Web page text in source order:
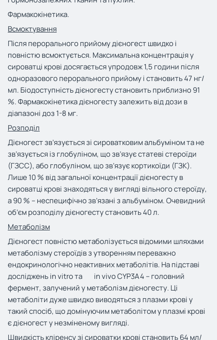
Фармакокінетика.
Всмоктування
Після перорального прийому дієногест швидко і
повністю всмоктується. Максимальна концентрація у
сироватці крові досягається упродовж 1,5 години після
одноразового перорального прийому і становить 47 нг/
мл. Біодоступність дієногесту становить приблизно 91
%. Фармакокінетика дієногесту залежить від дози в
діапазоні доз 1-8 мг.
Розподіл
Дієногест зв’язується зі сироватковим альбуміном та не
зв’язується із глобуліном, що зв’язує статеві стероїди
(ГЗСС), або глобуліном, що зв’язує кортикоїди (ГЗК).
Лише 10 % від загальної концентрації дієногесту в
сироватці крові знаходяться у вигляді вільного стероїду,
а 90 % – неспецифічно зв’язані з альбуміном. Очевидний
об’єм розподілу дієногесту становить 40 л.
Метаболізм
Дієногест повністю метаболізується відомими шляхами
метаболізму стероїдів з утворенням переважно
ендокринологічно неактивних метаболітів. На підставі
дослідженьinvitroта invivoCYP3A4 – головний
фермент, залучений у метаболізм дієногесту. Ці
метаболіти дуже швидко виводяться з плазми крові у
такий спосіб, що домінуючим метаболітом у плазмі крові
є дієногест у незміненому вигляді.
Швидкість кліренсу зі сироватки крові становить 64 мл/